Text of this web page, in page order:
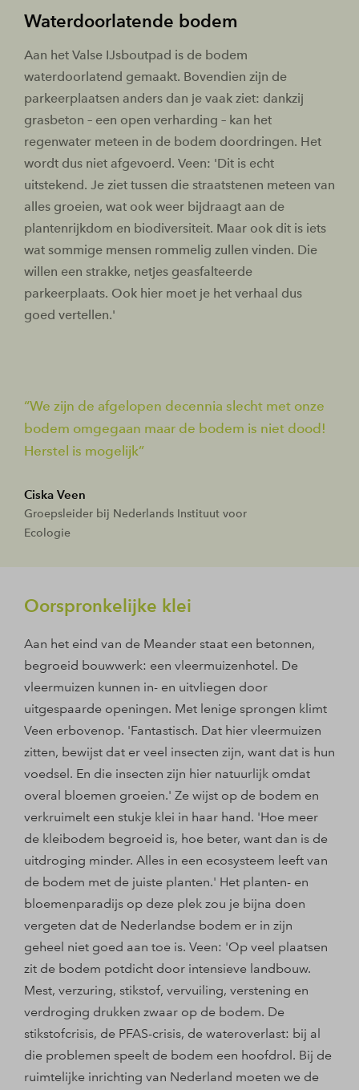
Waterdoorlatende bodem
Aan het Valse IJsboutpad is de bodem
waterdoorlatend gemaakt. Bovendien zijn de
parkeerplaatsen anders dan je vaak ziet: dankzij
grasbeton – een open verharding – kan het
regenwater meteen in de bodem doordringen. Het
wordt dus niet afgevoerd. Veen: 'Dit is echt
uitstekend. Je ziet tussen die straatstenen meteen van
alles groeien, wat ook weer bijdraagt aan de
plantenrijkdom en biodiversiteit. Maar ook dit is iets
wat sommige mensen rommelig zullen vinden. Die
willen een strakke, netjes geasfalteerde
parkeerplaats. Ook hier moet je het verhaal dus
goed vertellen.'
We zijn de afgelopen decennia slecht met onze
bodem omgegaan maar de bodem is niet dood!
Herstel is mogelijk
Ciska Veen
Groepsleider bij Nederlands Instituut voor
Ecologie
Oorspronkelijke klei
Aan het eind van de Meander staat een betonnen,
begroeid bouwwerk: een vleermuizenhotel. De
vleermuizen kunnen in- en uitvliegen door
uitgespaarde openingen. Met lenige sprongen klimt
Veen erbovenop. 'Fantastisch. Dat hier vleermuizen
zitten, bewijst dat er veel insecten zijn, want dat is hun
voedsel. En die insecten zijn hier natuurlijk omdat
overal bloemen groeien.' Ze wijst op de bodem en
verkruimelt een stukje klei in haar hand. 'Hoe meer
de kleibodem begroeid is, hoe beter, want dan is de
uitdroging minder. Alles in een ecosysteem leeft van
de bodem met de juiste planten.' Het planten- en
bloemenparadijs op deze plek zou je bijna doen
vergeten dat de Nederlandse bodem er in zijn
geheel niet goed aan toe is. Veen: 'Op veel plaatsen
zit de bodem potdicht door intensieve landbouw.
Mest, verzuring, stikstof, vervuiling, verstening en
verdroging drukken zwaar op de bodem. De
stikstofcrisis, de PFAS-crisis, de wateroverlast: bij al
die problemen speelt de bodem een hoofdrol. Bij de
ruimtelijke inrichting van Nederland moeten we de